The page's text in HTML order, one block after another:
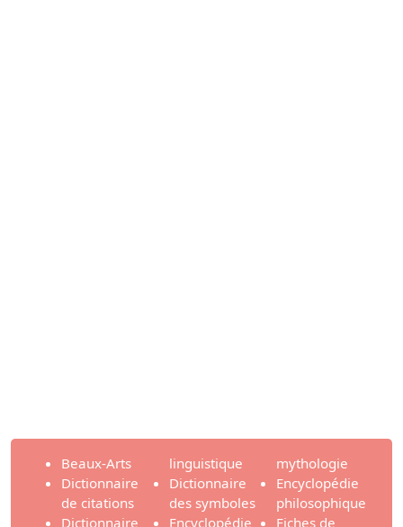
Beaux-Arts
Dictionnaire
de citations
Dictionnaire
linguistique
Dictionnaire
des symboles
Encyclopédie
mythologie
Encyclopédie
philosophique
Fiches de